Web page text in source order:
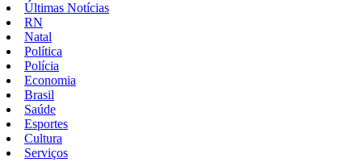
Últimas Notícias
RN
Natal
Política
Polícia
Economia
Brasil
Saúde
Esportes
Cultura
Serviços